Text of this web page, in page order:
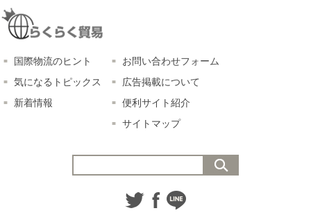
国際物流のヒント
気になるトピックス
新着情報
お問い合わせフォーム
広告掲載について
便利サイト紹介
サイトマップ